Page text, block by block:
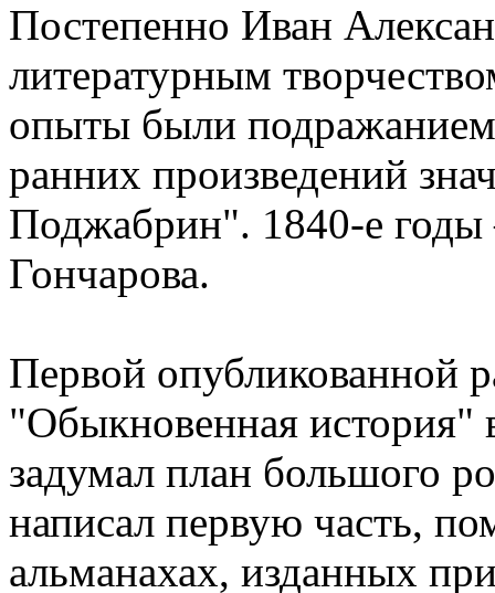
Постепенно Иван
литературным
опыты были
ранних произведений
Поджабрин". 1840-е годы
Гончарова.
Первой опубликованной
"Обыкновенная история"
задумал план большого
написал первую часть,
альманахах, изданных